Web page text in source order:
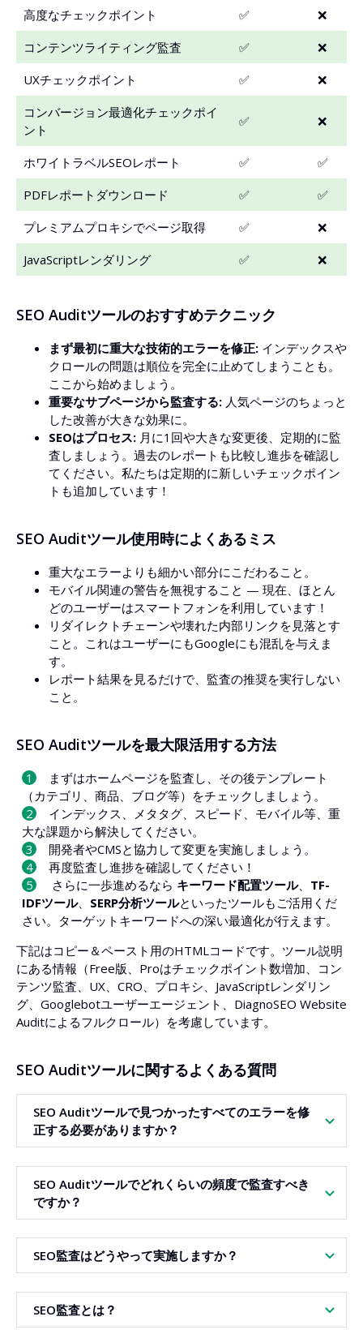
高度なチェックポイント ✅
❌
コンテンツライティング監査
✅
❌
UXチェックポイント
✅
❌
コンバージョン最適化チェックポイ
ント
✅ ❌
ホワイトラベルSEOレポート ✅
✅
PDFレポートダウンロード
✅
✅
プレミアムプロキシでページ取得
✅
❌
JavaScriptレンダリング
✅ ❌
SEO Auditツールのおすすめテクニック
まず最初に重大な技術的エラーを修正: インデックスや
クロールの問題は順位を完全に止めてしまうことも。
ここから始めましょう。
重要なサブページから監査する: 人気ページのちょっと
した改善が大きな効果に。
SEOはプロセス: 月に1回や大きな変更後、定期的に監
査しましょう。過去のレポートも比較し進歩を確認し
てください。私たちは定期的に新しいチェックポイン
トも追加しています！
SEO Auditツール使用時によくあるミス
重大なエラーよりも細かい部分にこだわること。
モバイル関連の警告を無視すること — 現在、ほとん
どのユーザーはスマートフォンを利用しています！
リダイレクトチェーンや壊れた内部リンクを見落とす
こと。これはユーザーにもGoogleにも混乱を与えま
す。
レポート結果を見るだけで、監査の推奨を実行しない
こと。
SEO Auditツールを最大限活用する方法
まずはホームページを監査し、その後テンプレート
（カテゴリ、商品、ブログ等）をチェックしましょう。
インデックス、メタタグ、スピード、モバイル等、重
大な課題から解決してください。
開発者やCMSと協力して変更を実施しましょう。
再度監査し進捗を確認してください！
さらに一歩進めるなら キーワード配置ツール、 TF-
IDFツール、 SERP分析ツールといったツールもご活用くだ
さい。ターゲットキーワードへの深い最適化が行えます。
下記はコピー＆ペースト用のHTMLコードです。ツール説明
にある情報（Free版、Proはチェックポイント数増加、コン
テンツ監査、UX、CRO、プロキシ、JavaScriptレンダリン
グ、Googlebotユーザーエージェント、DiagnoSEO Website
Auditによるフルクロール）を考慮しています。
SEO Auditツールに関するよくある質問
SEO Auditツールで見つかったすべてのエラーを修
正する必要がありますか？
まずは「エラー」と表示された、レポート上で重大とされる
項目から取り組むのが最善です。これらはインデックスや
Google検索での表示、メタタグの正確性、サイト構造、速
度・ユーザー体験へ大きな影響を及ぼします。軽微なアラー
トやヒントは、主要問題を解決した後に順次対応しましょ
う。
SEO Auditツールでどれくらいの頻度で監査すべき
ですか？
最低でも月1回、またはサイトの大幅な変更（新テンプレー
ト導入、ナビ再構築、移行、コンテンツ・技術最適化など）
後に監査するのがおすすめです。DiagnoSEOはチェックポ
イントを拡充し続けているため、定期的な監査で新たな問題
に迅速に対応し、常に最新のSEOベストプラクティスを維持
できます。
SEO監査はどうやって実施しますか？
SEO監査を行うには、SEO Auditツールに対象ページやURL
を入力し分析を開始してください。本ツールは、HTTPステ
ータス、HTTPS、タイトル、メタディスクリプション、見
SEO監査とは？